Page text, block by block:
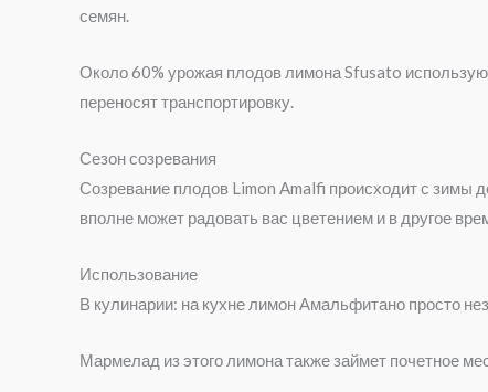
семян.
Около 60% урожая плодов лимона Sfusato
переносят транспортировку.
Сезон созревания
Созревание плодов Limon Amalfi происходит с зимы
вполне может радовать вас цветением и в другое
Использование
В кулинарии: на кухне лимон Амальфитано просто
Мармелад из этого лимона также займет почетное